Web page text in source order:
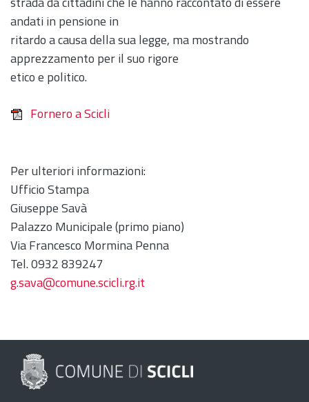
andati in pensione in
ritardo a causa della sua legge, ma mostrando
apprezzamento per il suo rigore
etico e politico.
Fornero a Scicli
Per ulteriori informazioni:
Ufficio Stampa
Giuseppe Savà
Palazzo Municipale (primo piano)
Via Francesco Mormina Penna
Tel. 0932 839247
g.sava@comune.scicli.rg.it